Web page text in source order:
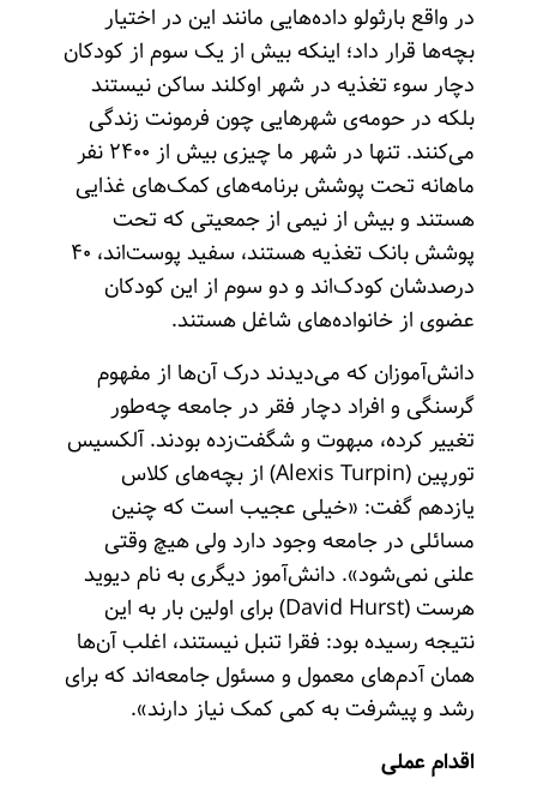
در واقع بارثولو داده‌هایی مانند این در اختیار
بچه‌ها قرار داد؛ اینکه بیش از یک سوم از کودکان
دچار سوء تغذیه در شهر اوکلند ساکن نیستند
بلکه در حومه‌ی شهرهایی چون فرمونت زندگی
می‌کنند. تنها در شهر ما چیزی بیش از ۲۴۰۰ نفر
ماهانه تحت پوشش برنامه‌های کمک‌های غذایی
هستند و بیش از نیمی از جمعیتی که تحت
پوشش بانک تغذیه هستند، سفید پوست‌اند، ۴۰
درصدشان کودک‌اند و دو سوم از این کودکان
عضوی از خانواده‌های شاغل هستند.
‌دانش‌آموزان که می‌دیدند درک آن‌ها از مفهوم
گرسنگی و افراد دچار فقر در جامعه چه‌طور
تغییر کرده، مبهوت و شگفت‌زده بودند. ‌آلکسیس
تورپین (Alexis Turpin) از بچه‌های کلاس
یازدهم گفت: «خیلی عجیب است که چنین
مسائلی در جامعه وجود دارد ولی هیچ وقتی
علنی نمی‌شود». دانش‌آموز دیگری به نام دیوید
هرست (David Hurst) برای اولین بار به این
نتیجه رسیده بود: فقرا تنبل نیستند، اغلب آن‌ها
همان آدم‌های معمول و مسئول جامعه‌اند که برای
رشد و پیشرفت به کمی کمک نیاز دارند».
اقدام عملی